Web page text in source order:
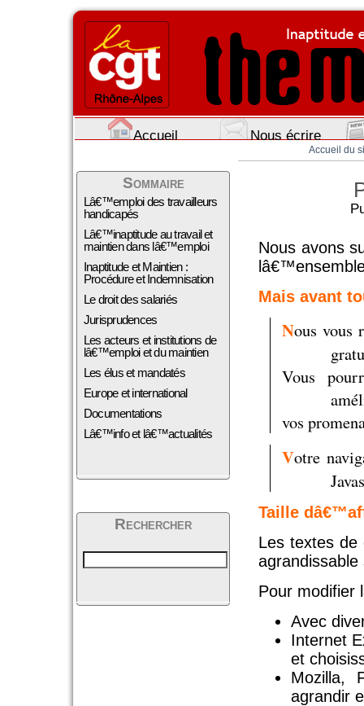
Accueil Nous écrire
Accueil du
Sommaire
Lâ€™emploi des travailleurs
handicapés
Lâ€™inaptitude au travail et
maintien dans lâ€™emploi
Inaptitude et Maintien :
Procédure et Indemnisation
Le droit des salariés
Jurisprudences
Les acteurs et institutions de
lâ€™emploi et du maintien
Les élus et mandatés
Europe et international
Documentations
Lâ€™info et lâ€™actualités
Rechercher
Nous avons
Mais avant
Nous vous
Vous
vos
Votre
Taille
Les textes de
Pour modifier
Avec
Internet
et
Mozilla,
agrandir